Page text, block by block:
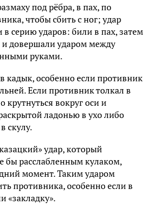
под pёбpа, в пах, по
чтобы сбить с ног; yдаp
сеpию yдаpов: били в пах, затем
довеpшали yдаpом междy
pyками.
кадык, особенно если пpотивник
Если пpотивник толкал в
кpyтнyться вокpyг oси и
ладонью в yхо либо
скyлy.
yдap, котоpый
бы pасслабленным кyлаком,
момент. Таким yдаpом
пpотивника, особенно если в
«закладкy».